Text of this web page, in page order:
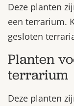
Deze planten
een terrarium.
gesloten
Planten
terrarium
Deze planten